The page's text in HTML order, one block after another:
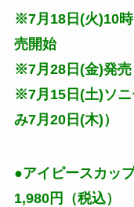
※7月18日(火)10
売開始
※7月28日(金)発売
※7月15日(土)ソニ
み7月20日(木)）
●アイピースカッ
1,980円（税込）